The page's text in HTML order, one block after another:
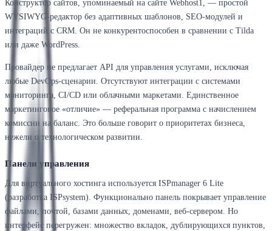
Конструктор сайтов, упоминаемый на сайте Webhost1, — простой
WYSIWYG-редактор без адаптивных шаблонов, SEO-модулей и
интеграций с CRM. Он не конкурентоспособен в сравнении с Tilda
или даже WordPress.
Провайдер не предлагает API для управления услугами, исключая
любые DevOps-сценарии. Отсутствуют интеграции с системами
мониторинга, CI/CD или облачными маркетами. Единственное
маркетинговое «отличие» — реферальная программа с начислением
комиссии на баланс. Это больше говорит о приоритетах бизнеса,
нежели о технологическом развитии.
Панели управления
Для виртуального хостинга используется ISPmanager 6 Lite
(разработка ISPsystem). Функционально панель покрывает управление
файлами, почтой, базами данных, доменами, веб-сервером. Но
интерфейс перегружен: множество вкладок, дублирующихся пунктов,